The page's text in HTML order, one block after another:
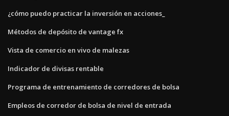
¿cómo puedo practicar la inversión en acciones_
Métodos de depósito de vantage fx
Vista de comercio en vivo de malezas
Indicador de divisas rentable
Programa de entrenamiento de corredores de bolsa
Empleos de corredor de bolsa de nivel de entrada